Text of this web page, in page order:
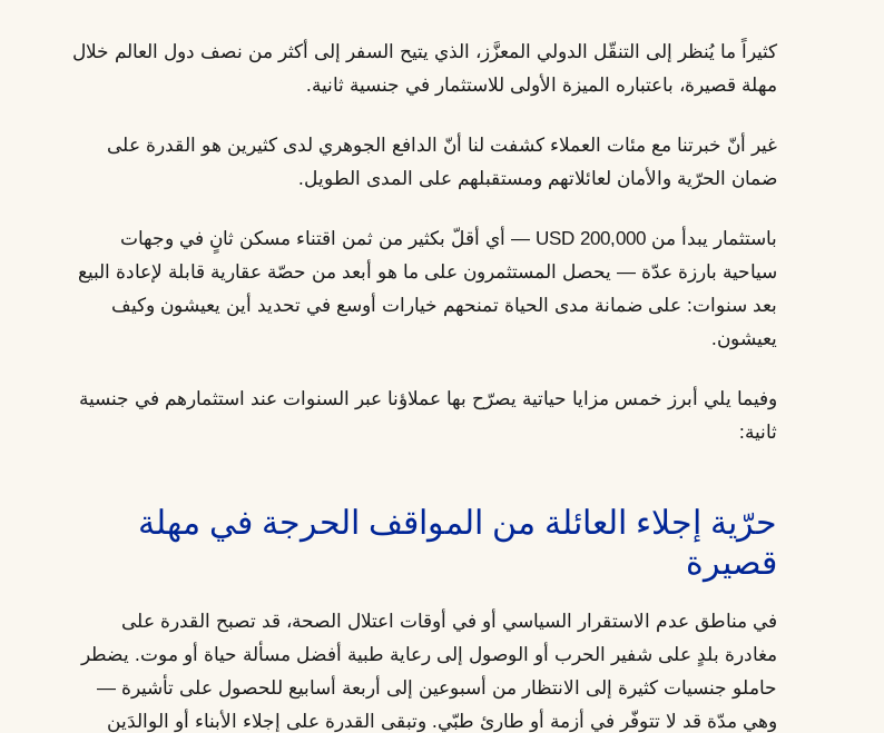
كثيراً ما يُنظر إلى التنقّل الدولي المعزَّز، الذي يتيح السفر إلى أكثر من نصف دول العالم خلال
مهلة قصيرة، باعتباره الميزة الأولى للاستثمار في جنسية ثانية.
غير أنّ خبرتنا مع مئات العملاء كشفت لنا أنّ الدافع الجوهري لدى كثيرين هو القدرة على
ضمان الحرّية والأمان لعائلاتهم ومستقبلهم على المدى الطويل.
باستثمار يبدأ من 200,000 USD — أي أقلّ بكثير من ثمن اقتناء مسكن ثانٍ في وجهات
سياحية بارزة عدّة — يحصل المستثمرون على ما هو أبعد من حصّة عقارية قابلة لإعادة البيع
بعد سنوات: على ضمانة مدى الحياة تمنحهم خيارات أوسع في تحديد أين يعيشون وكيف
يعيشون.
وفيما يلي أبرز خمس مزايا حياتية يصرّح بها عملاؤنا عبر السنوات عند استثمارهم في جنسية
ثانية:
حرّية إجلاء العائلة من المواقف الحرجة في مهلة
قصيرة
في مناطق عدم الاستقرار السياسي أو في أوقات اعتلال الصحة، قد تصبح القدرة على
مغادرة بلدٍ على شفير الحرب أو الوصول إلى رعاية طبية أفضل مسألة حياة أو موت. يضطر
حاملو جنسيات كثيرة إلى الانتظار من أسبوعين إلى أربعة أسابيع للحصول على تأشيرة —
وهي مدّة قد لا تتوفّر في أزمة أو طارئ طبّي. وتبقى القدرة على إجلاء الأبناء أو الوالدَين